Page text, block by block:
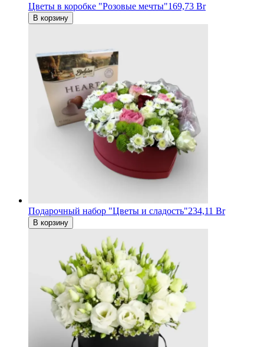
Цветы в коробке "Розовые мечты"169,73 Br
В корзину
Подарочный набор "Цветы и сладость"234,11 Br
В корзину